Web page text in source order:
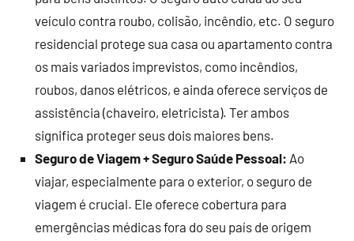
veículo contra roubo, colisão, incêndio, etc. O seguro
residencial protege sua casa ou apartamento contra
os mais variados imprevistos, como incêndios,
roubos, danos elétricos, e ainda oferece serviços de
assistência (chaveiro, eletricista). Ter ambos
significa proteger seus dois maiores bens.
Seguro de Viagem + Seguro Saúde Pessoal: Ao
viajar, especialmente para o exterior, o seguro de
viagem é crucial. Ele oferece cobertura para
emergências médicas fora do seu país de origem